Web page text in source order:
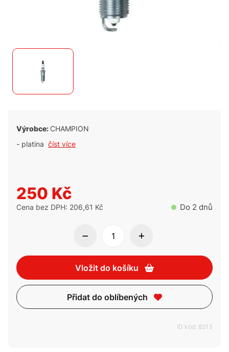
Výrobce:CHAMPION
- platina číst více
250 Kč
Cena bez DPH: 206,61 Kč Do 2 dnů
Vložit do košíku
Přidat do oblíbených
ID kód: 8213